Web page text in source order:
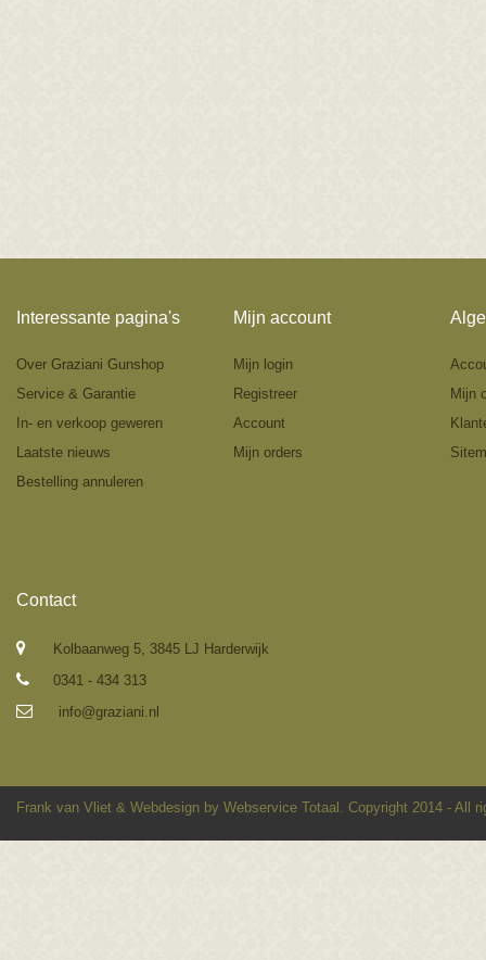
Interessante pagina's
Over Graziani Gunshop
Service & Garantie
In- en verkoop geweren
Laatste nieuws
Bestelling annuleren
Mijn account
Mijn login
Registreer
Account
Mijn orders
Mijn
Contact
Kolbaanweg 5, 3845 LJ Harderwijk
0341 - 434 313
info@graziani.nl
Frank van Vliet & Webdesign by Webservice Totaal . Copyright 2014 - All